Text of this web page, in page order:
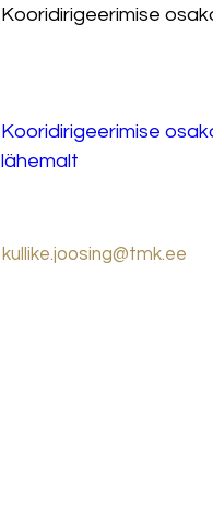
Kooridirigeerimise
Kooridirigeerimise
lähemalt
kullike.joosing@tmk.ee